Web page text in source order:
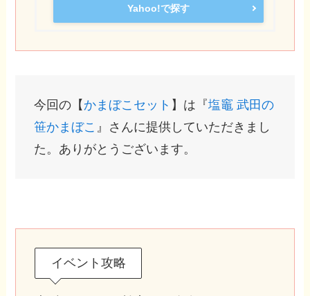
Yahoo!で探す
今回の【かまぼこセット 】は『塩竈 武田の
笹かまぼこ 』さんに提供していただきまし
た。ありがとうございます。
イベント攻略